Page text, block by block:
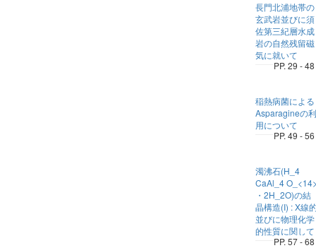
長門北浦地帯の
玄武岩並びに須
佐第三紀層水成
岩の自然残留磁
気に就いて
PP. 29 - 48
稲熱病菌による
Asparagineの利
用について
PP. 49 - 56
濁沸石(H_4
CaAl_4
・2H_2O)の結
晶構造(I) : X線
並びに物理化学
的性質に関して
PP. 57 - 68